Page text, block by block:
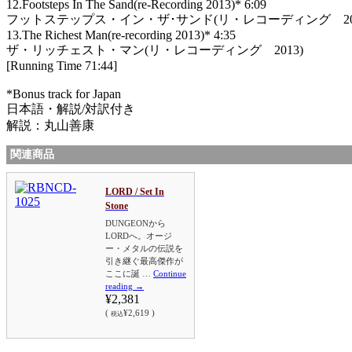
12.Footsteps In The Sand(re-Recording 2013)* 6:09
フットステップス・イン・ザ･サンド(リ・レコーディング
13.The Richest Man(re-recording 2013)* 4:35
ザ・リッチェスト・マン(リ・レコーディング 2013)
[Running Time 71:44]
*Bonus track for Japan
日本語・解説/対訳付き
解説：丸山善康
関連商品
LORD / Set In
Stone
DUNGEONから
LORDへ。オージ
ー・メタルの伝説を
引き継ぐ最高傑作が
ここに誕 … Continue
reading →
¥2,381
( 税込¥2,619 )